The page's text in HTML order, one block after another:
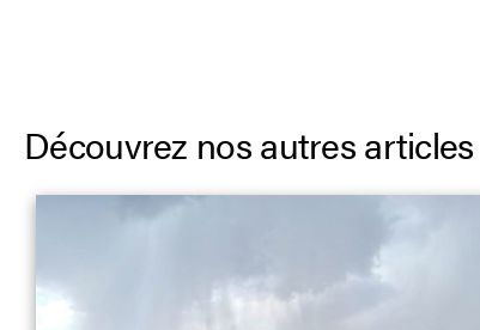
Découvrez nos autres articles